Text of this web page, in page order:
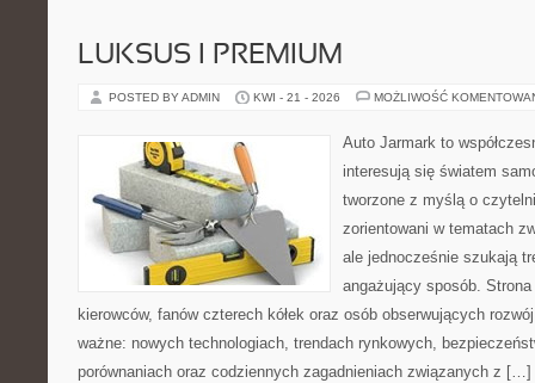
LUKSUS I PREMIUM
POSTED BY ADMIN KWI - 21 - 2026 MOŻLIWOŚĆ
Auto Jarmark to
interesują się światem
tworzone z myślą o
zorientowani w tematach
ale jednocześnie szukają
angażujący sposób.
kierowców, fanów czterech kółek oraz osób obserwujących
ważne: nowych technologiach, trendach rynkowych,
porównaniach oraz codziennych zagadnieniach związanych z […]